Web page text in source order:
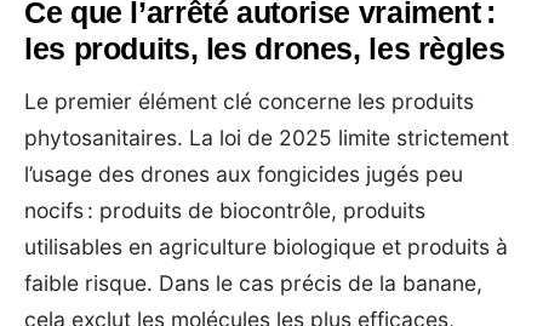
Ce que l’arrêté autorise vraiment :
les produits, les drones, les règles
Le premier élément clé concerne les produits
phytosanitaires. La loi de 2025 limite strictement
l’usage des drones aux fongicides jugés peu
nocifs : produits de biocontrôle, produits
utilisables en agriculture biologique et produits à
faible risque. Dans le cas précis de la banane,
cela exclut les molécules les plus efficaces,